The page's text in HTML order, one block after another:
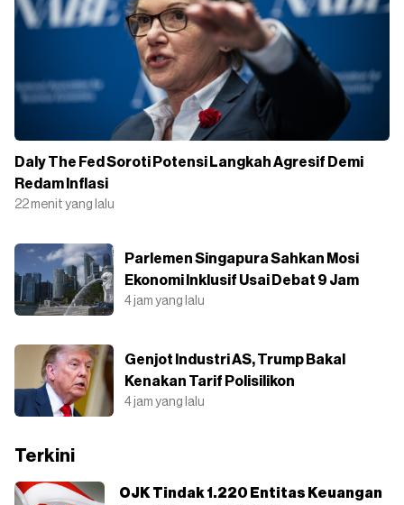
Daly The Fed Soroti Potensi Langkah Agresif Demi
Redam Inflasi
22 menit yang lalu
Parlemen Singapura Sahkan Mosi
Ekonomi Inklusif Usai Debat 9 Jam
4 jam yang lalu
Genjot Industri AS, Trump Bakal
Kenakan Tarif Polisilikon
4 jam yang lalu
Terkini
OJK Tindak 1.220 Entitas Keuangan